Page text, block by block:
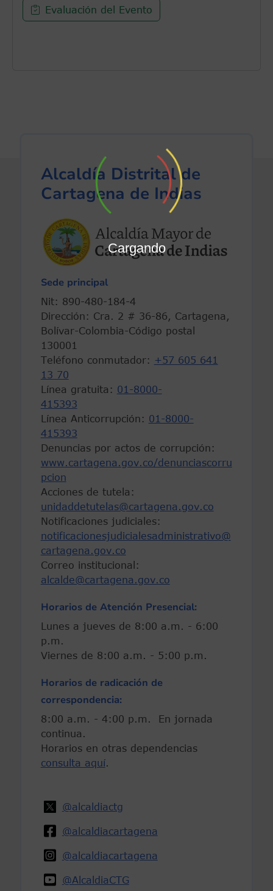
Evaluación del Evento
Alcaldía Distrital de
Cartagena de Indias
Sede principal
Nit: 890-480-184-4
Dirección: Cra. 2 # 36-86, Cartagena,
Bolívar-Colombia-Código postal
130001
Teléfono conmutador: +57 605 641
13 70
Línea gratuita: 01-8000-
415393
Línea Anticorrupción: 01-8000-
415393
Denuncias por actos de corrupción:
www.cartagena.gov.co/denunciascorru
pcion
Acciones de tutela:
unidaddetutelas@cartagena.gov.co
Notificaciones judiciales:
notificacionesjudicialesadministrativo@
cartagena.gov.co
Correo institucional:
alcalde@cartagena.gov.co
Horarios de Atención Presencial:
Lunes a jueves de 8:00 a.m. - 6:00
p.m.
Viernes de 8:00 a.m. - 5:00 p.m.
Horarios de radicación de
correspondencia:
8:00 a.m. - 4:00 p.m. En jornada
continua.
Horarios en otras dependencias
consulta aquí.
@alcaldiactg
@alcaldiacartagena
@alcaldiacartagena
@AlcaldiaCTG
Cargando